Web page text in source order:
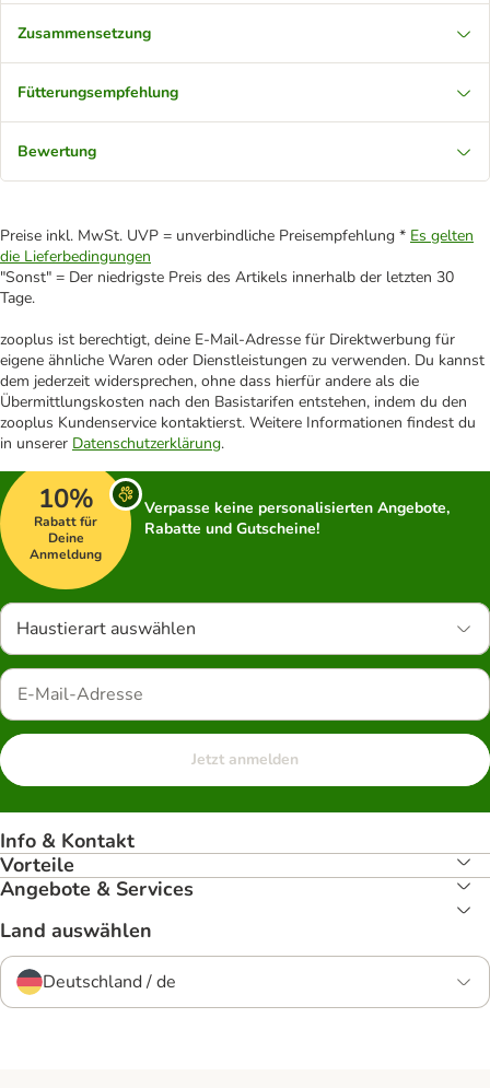
Zusammensetzung
Fütterungsempfehlung
Bewertung
Preise inkl. MwSt. UVP = unverbindliche Preisempfehlung * Es gelten
die Lieferbedingungen
"Sonst" = Der niedrigste Preis des Artikels innerhalb der letzten 30
Tage.
zooplus ist berechtigt, deine E-Mail-Adresse für Direktwerbung für
eigene ähnliche Waren oder Dienstleistungen zu verwenden. Du kannst
dem jederzeit widersprechen, ohne dass hierfür andere als die
Übermittlungskosten nach den Basistarifen entstehen, indem du den
zooplus Kundenservice kontaktierst. Weitere Informationen findest du
in unserer Datenschutzerklärung.
10%
Rabatt für
Deine
Anmeldung
Verpasse keine personalisierten Angebote,
Rabatte und Gutscheine!
Haustierart auswählen
Jetzt anmelden
Info & Kontakt
Vorteile
Angebote & Services
Land auswählen
Deutschland / de